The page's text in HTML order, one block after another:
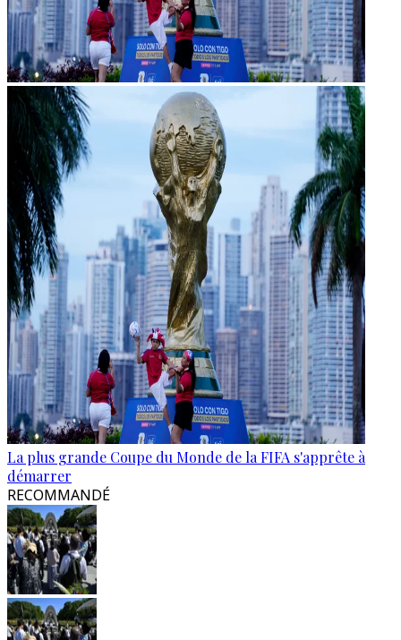
La plus grande Coupe du Monde de la FIFA s'apprête à
démarrer
RECOMMANDÉ